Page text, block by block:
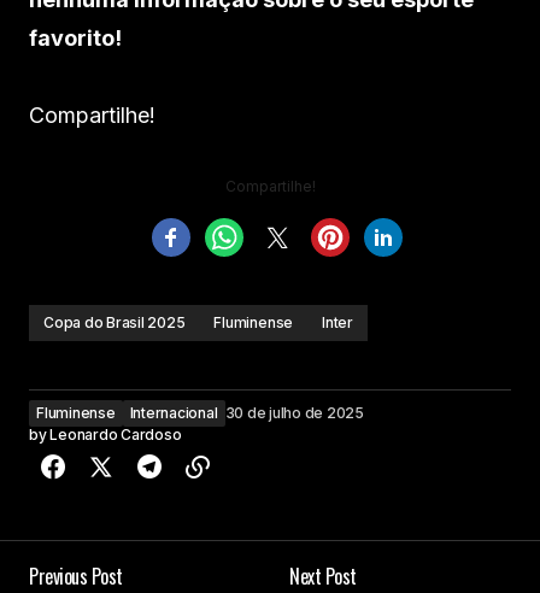
favorito!
Compartilhe!
Compartilhe!
Copa do Brasil 2025 Fluminense Inter
Fluminense Internacional 30 de julho de 2025
byLeonardo Cardoso
Previous Post
Next Post